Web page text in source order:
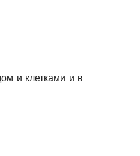
и клетками и в